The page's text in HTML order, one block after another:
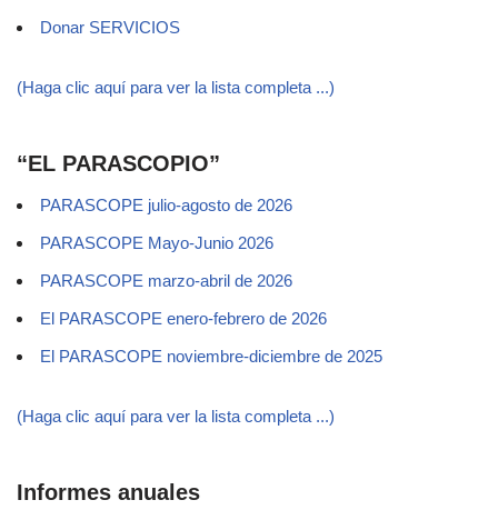
Donar SERVICIOS
(Haga clic aquí para ver la lista completa ...)
“EL PARASCOPIO”
PARASCOPE julio-agosto de 2026
PARASCOPE Mayo-Junio 2026
PARASCOPE marzo-abril de 2026
El PARASCOPE enero-febrero de 2026
El PARASCOPE noviembre-diciembre de 2025
(Haga clic aquí para ver la lista completa ...)
Informes anuales